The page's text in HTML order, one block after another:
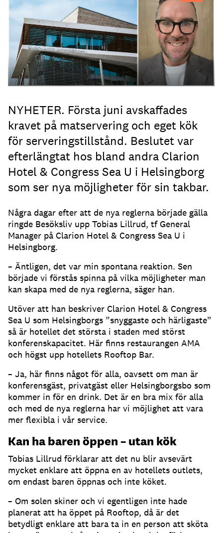
NYHETER. Första juni avskaffades
kravet på matservering och eget kök
för serveringstillstånd. Beslutet var
efterlängtat hos bland andra Clarion
Hotel & Congress Sea U i Helsingborg
som ser nya möjligheter för sin takbar.
Några dagar efter att de nya reglerna började gälla
ringde Besöksliv upp Tobias Lillrud, tf General
Manager på Clarion Hotel & Congress Sea U i
Helsingborg.
– Äntligen, det var min spontana reaktion. Sen
började vi förstås spinna på vilka möjligheter man
kan skapa med de nya reglerna, säger han.
Utöver att han beskriver Clarion Hotel & Congress
Sea U som Helsingborgs ”snyggaste och härligaste”
så är hotellet det största i staden med störst
konferenskapacitet. Här finns restaurangen AMA
och högst upp hotellets Rooftop Bar.
– Ja, här finns något för alla, oavsett om man är
konferensgäst, privatgäst eller Helsingborgsbo som
kommer in för en drink. Det är en bra mix för alla
och med de nya reglerna har vi möjlighet att vara
mer flexibla i vår service.
Kan ha baren öppen – utan kök
Tobias Lillrud förklarar att det nu blir avsevärt
mycket enklare att öppna en av hotellets outlets,
om endast baren öppnas och inte köket.
– Om solen skiner och vi egentligen inte hade
planerat att ha öppet på Rooftop, då är det
betydligt enklare att bara ta in en person att sköta